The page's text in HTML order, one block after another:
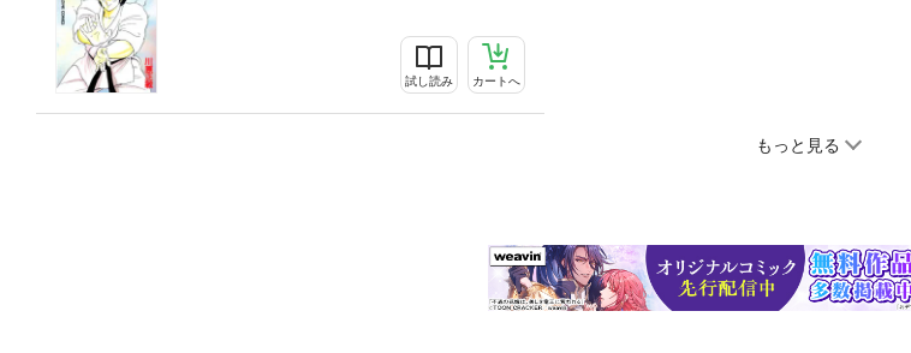
試し読み カートへ
もっと見る